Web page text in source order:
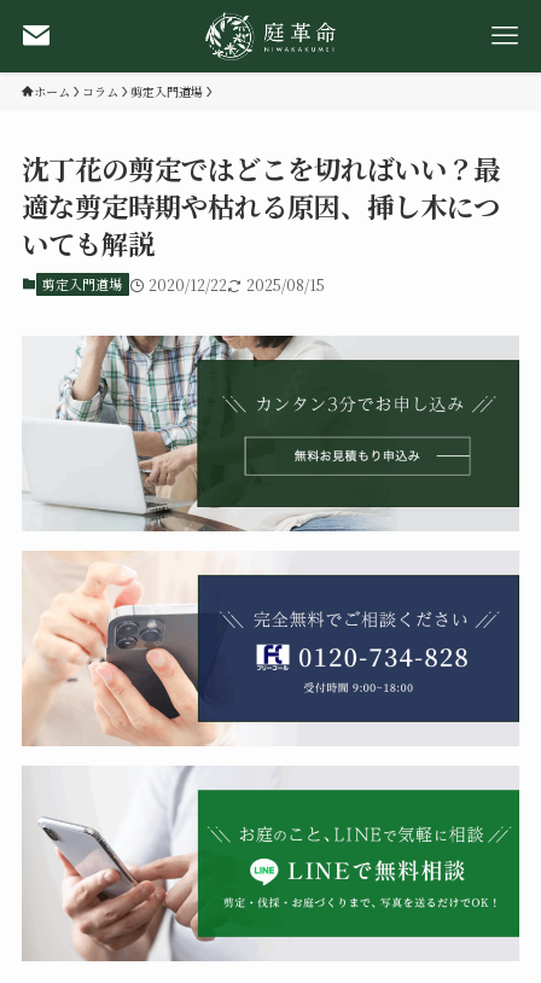
ホーム コラム 剪定入門道場
沈丁花の剪定ではどこを切ればいい？最
適な剪定時期や枯れる原因、挿し木につ
いても解説
剪定入門道場 2020/12/22 2025/08/15